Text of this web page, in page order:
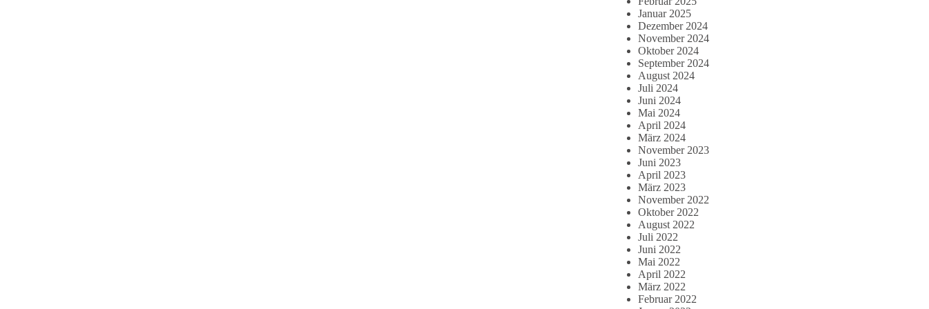
Januar 2025
Dezember 2024
November 2024
Oktober 2024
September 2024
August 2024
Juli 2024
Juni 2024
Mai 2024
April 2024
März 2024
November 2023
Juni 2023
April 2023
März 2023
November 2022
Oktober 2022
August 2022
Juli 2022
Juni 2022
Mai 2022
April 2022
März 2022
Februar 2022